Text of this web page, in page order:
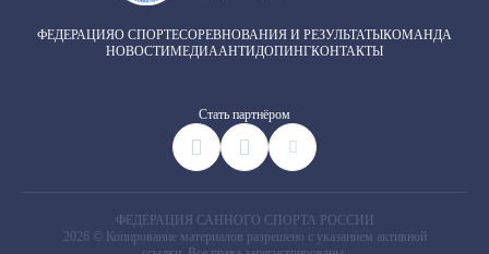
ФЕДЕРАЦИЯО СПОРТЕСОРЕВНОВАНИЯ И РЕЗУЛЬТАТЫКОМАНДА
НОВОСТИМЕДИААНТИДОПИНГКОНТАКТЫ
Cтать партнёром
ФЕДЕРАЦИЯ САННОГО СПОРТА РОССИИ
2026 © Копирование материалов разрешено с указанием активной